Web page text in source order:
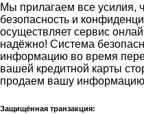
Мы прилагаем все усилия,
безопасность и
осуществляет сервис
надёжно! Система
информацию во время
вашей кредитной карты
продаем вашу информацию
Защищённая транзакция: